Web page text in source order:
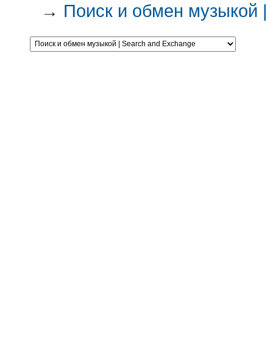
→ Поиск и обмен музыкой